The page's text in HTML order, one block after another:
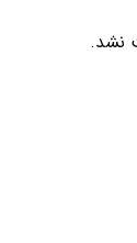
نشد.